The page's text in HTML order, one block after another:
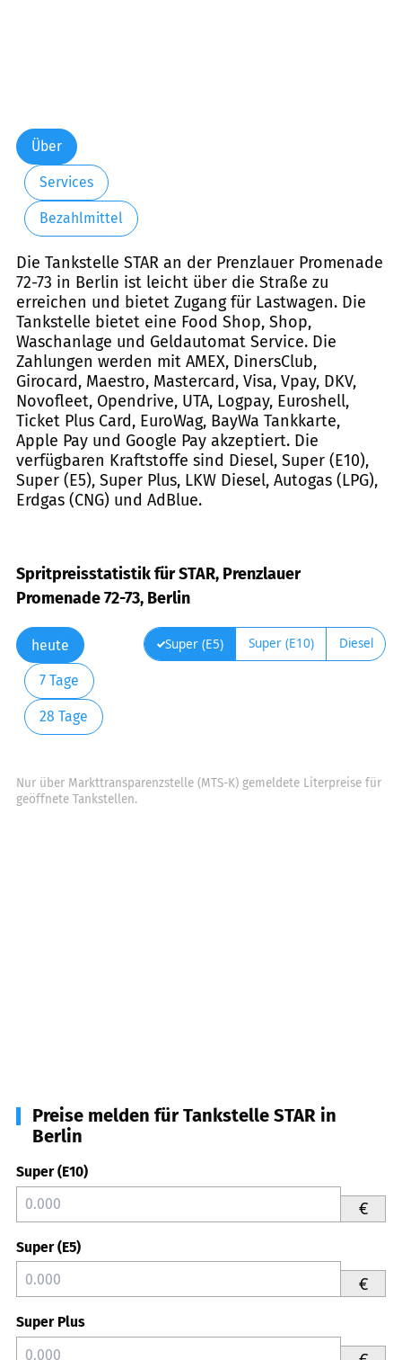
Über
Services
Bezahlmittel
Die Tankstelle STAR an der Prenzlauer Promenade
72-73 in Berlin ist leicht über die Straße zu
erreichen und bietet Zugang für Lastwagen. Die
Tankstelle bietet eine Food Shop, Shop,
Waschanlage und Geldautomat Service. Die
Zahlungen werden mit AMEX, DinersClub,
Girocard, Maestro, Mastercard, Visa, Vpay, DKV,
Novofleet, Opendrive, UTA, Logpay, Euroshell,
Ticket Plus Card, EuroWag, BayWa Tankkarte,
Apple Pay und Google Pay akzeptiert. Die
verfügbaren Kraftstoffe sind Diesel, Super (E10),
Super (E5), Super Plus, LKW Diesel, Autogas (LPG),
Erdgas (CNG) und AdBlue.
Spritpreisstatistik für STAR, Prenzlauer
Promenade 72-73, Berlin
heute
7 Tage
28 Tage
Super (E5) Super (E10) Diesel
Nur über Markttransparenzstelle (MTS-K) gemeldete Literpreise für
geöffnete Tankstellen.
Preise melden für Tankstelle STAR in
Berlin
Super (E10)
€
Super (E5)
€
Super Plus